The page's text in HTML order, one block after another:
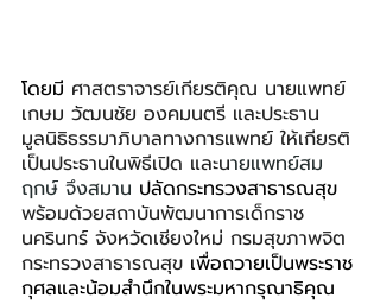
โดยมี ศาสตราจารย์เกียรติคุณ นายแพทย์
เกษม วัฒนชัย องคมนตรี และประธาน
มูลนิธิธรรมาภิบาลทางการแพทย์ ให้เกียรติ
เป็นประธานในพิธีเปิด และนายแพทย์สม
ฤกษ์ จึงสมาน ปลัดกระทรวงสาธารณสุข
พร้อมด้วยสถาบันพัฒนาการเด็กราช
นครินทร์ จังหวัดเชียงใหม่ กรมสุขภาพจิต
กระทรวงสาธารณสุข เพื่อถวายเป็นพระราช
กุศลและน้อมสำนึกในพระมหากรุณาธิคุณ